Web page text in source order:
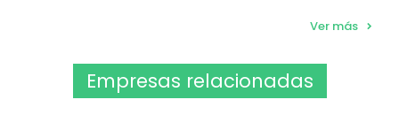
Ver más
Empresas relacionadas